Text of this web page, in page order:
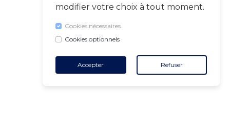
modifier votre choix à tout moment.
Cookies nécessaires
Cookies optionnels
Accepter Refuser